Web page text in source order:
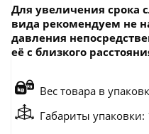
Для увеличения срока
вида рекомендуем не
давления
её с близкого
Вес товара в
Габариты